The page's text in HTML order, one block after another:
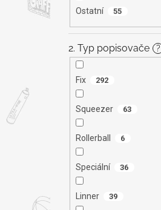
Ostatní 55
2. Typ popisovače ?
Fix 292
Squeezer 63
Rollerball 6
Speciální 36
Linner 39